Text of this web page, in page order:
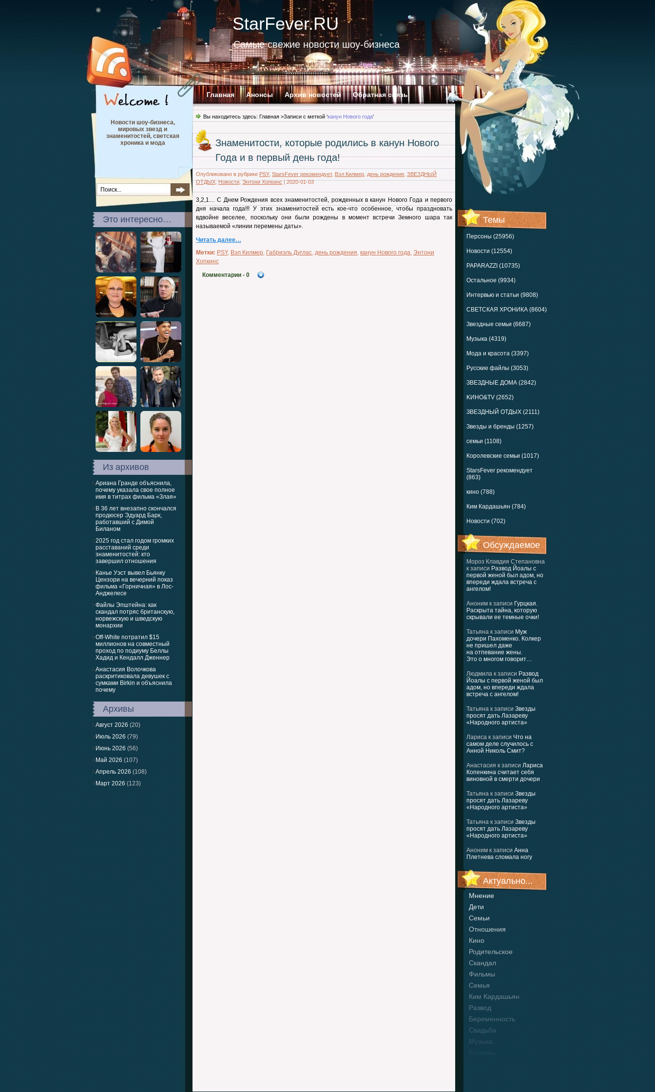
StarFever.RU
Самые свежие новости шоу-бизнеса
Главная Анонсы Архив новостей Обратная связь
Темы
Персоны (25956)
Новости (12554)
PAPARAZZI (10735)
Остальное (9934)
Интервью и статьи (9808)
СВЕТСКАЯ ХРОНИКА (8604)
Звездные семьи (6687)
Музыка (4319)
Мода и красота (3397)
Русские файлы (3053)
ЗВЕЗДНЫЕ ДОМА (2842)
KИНО&TV (2652)
ЗВЕЗДНЫЙ ОТДЫХ (2111)
Звезды и бренды (1257)
семьи (1108)
Королевские семьи (1017)
StarsFever рекомендует
(863)
кино (788)
Ким Кардашьян (784)
Новости (702)
Обсуждаемое
Мороз Клавдия Степановна
к записи Развод Йоалы с
первой женой был адом, но
впереди ждала встреча с
ангелом!
Аноним к записи Гурцкая.
Раскрыта тайна, которую
скрывали ее темные очки!
Татьяна к записи Муж
дочери Пахоменко. Колкер
не пришел даже
на отпевание жены.
Это о многом говорит…
Людмила к записи Развод
Йоалы с первой женой был
адом, но впереди ждала
встреча с ангелом!
Татьяна к записи Звезды
просят дать Лазареву
«Народного артиста»
Лариса к записи Что на
самом деле случилось с
Анной Николь Смит?
Анастасия к записи Лариса
Копенкина считает себя
виновной в смерти дочери
Татьяна к записи Звезды
просят дать Лазареву
«Народного артиста»
Татьяна к записи Звезды
просят дать Лазареву
«Народного артиста»
Аноним к записи Анна
Плетнева сломала ногу
Актуально...
Мнение
Дети
Семьи
Отношения
Кино
Родительское
Скандал
Фильмы
Семья
Ким Кардашьян
Развод
Беременность
Свадьба
Музыка
Новости шоу-бизнеса,
мировых звезд и
знаменитостей, светская
хроника и мода
Это интересно…
Из архивов
Ариана Гранде объяснила,
почему указала свое полное
имя в титрах фильма «Злая»
В 36 лет внезапно скончался
продюсер Эдуард Барк,
работавший с Димой
Биланом
2025 год стал годом громких
расставаний среди
знаменитостей: кто
завершил отношения
Канье Уэст вывел Бьянку
Цензори на вечерний показ
фильма «Горничная» в Лос-
Анджелесе
Файлы Эпштейна: как
скандал потряс британскую,
норвежскую и шведскую
монархии
Off-White потратил $15
миллионов на совместный
проход по подиуму Беллы
Хадид и Кендалл Дженнер
Анастасия Волочкова
раскритиковала девушек с
сумками Birkin и объяснила
почему
Архивы
Август 2026 (20)
Июль 2026 (79)
Июнь 2026 (56)
Май 2026 (107)
Апрель 2026 (108)
Март 2026 (123)
Вы находитесь здесь: Главная >Записи с меткой ‘канун Нового года’
Знаменитости, которые родились в канун Нового
Года и в первый день года!
Опубликовано в рубрике PSY, StarsFever рекомендует, Вэл Килмер день рождения ЗВЕЗДНЫЙ
ОТДЫХ Новости Энтони Хопкинс | 2020-01-03
3,2,1… С Днем Рождения всех знаменитостей, рожденных в канун Нового Года и первого
дня начала года!!! У этих знаменитостей есть кое-что особенное, чтобы праздновать
вдвойне веселее, поскольку они были рождены в момент встречи Земного шара так
называемой «линии перемены даты».
Читать далее…
Метки: PSY, Вэл Килмер, Габриэль Дуглас, день рождения, канун Нового года, Энтони
Хопкинс
Комментарии - 0